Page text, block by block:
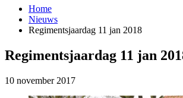
Home
Nieuws
Regimentsjaardag 11 jan 2018
Regimentsjaardag 11 jan
10 november 2017